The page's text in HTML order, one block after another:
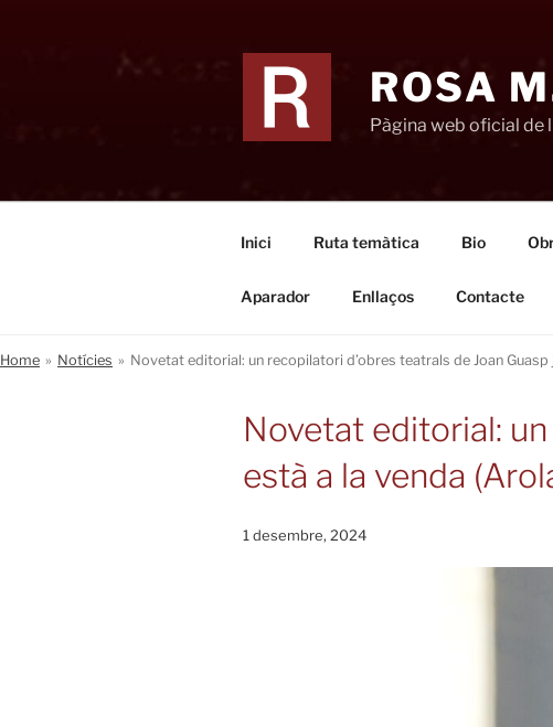
ROSA
Pàgina web oficial de
Inici Ruta temàtica Bio
Aparador Enllaços Contacte
Home » Notícies » Novetat editorial: un recopilatori d’obres teatrals de Joan
Novetat editorial:
està a la venda
1 desembre, 2024